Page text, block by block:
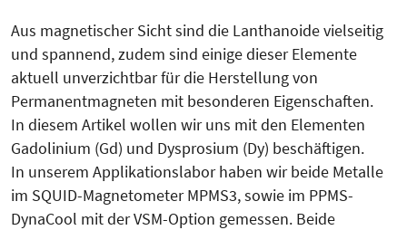
Aus magnetischer Sicht sind die Lanthanoide vielseitig
und spannend, zudem sind einige dieser Elemente
aktuell unverzichtbar für die Herstellung von
Permanentmagneten mit besonderen Eigenschaften.
In diesem Artikel wollen wir uns mit den Elementen
Gadolinium (Gd) und Dysprosium (Dy) beschäftigen.
In unserem Applikationslabor haben wir beide Metalle
im SQUID-Magnetometer MPMS3, sowie im PPMS-
DynaCool mit der VSM-Option gemessen. Beide